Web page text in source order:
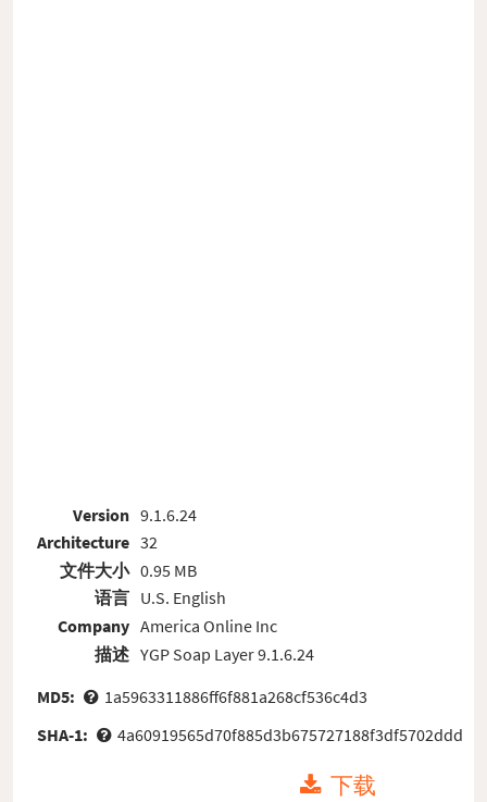
Version
Architecture
文件大小
语言
Company
描述
9.1.6.24
32
0.95 MB
U.S. English
America Online Inc
YGP Soap Layer 9.1.6.24
MD5:
1a5963311886ff6f881a268cf536c4d3
SHA-1:
4a60919565d70f885d3b675727188f3df5702ddd
下载